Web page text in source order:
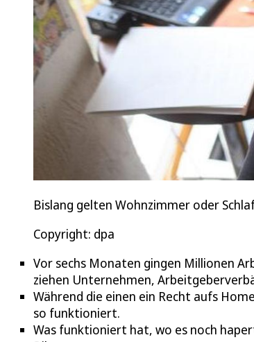
Bislang gelten Wohnzimmer oder
Copyright: dpa
Vor sechs Monaten gingen Millionen
ziehen Unternehmen,
Während die einen ein Recht aufs
so funktioniert.
Was funktioniert hat, wo es noch